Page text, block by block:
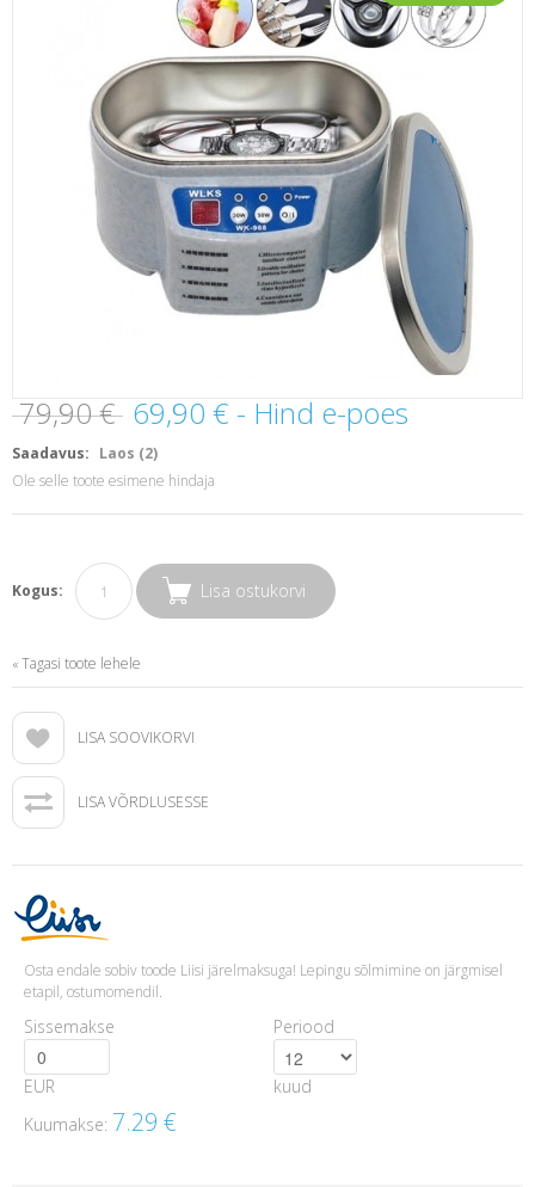
79,90 € 69,90 € - Hind e-poes
Saadavus: Laos (2)
Ole selle toote esimene hindaja
Kogus: Lisa ostukorvi
« Tagasi toote lehele
LISA SOOVIKORVI
LISA VÕRDLUSESSE
Osta endale sobiv toode Liisi järelmaksuga! Lepingu sõlmimine on järgmisel
etapil, ostumomendil.
Sissemakse
EUR
Periood
kuud
Kuumakse: 7.29 €